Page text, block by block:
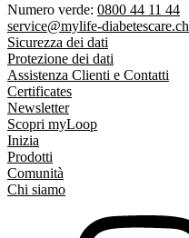
Numero verde: 0800 44 11 44
service@mylife-diabetescare.ch
Sicurezza dei dati
Protezione dei dati
Assistenza Clienti e Contatti
Certificates
Newsletter
Scopri myLoop
Inizia
Prodotti
Comunità
Chi siamo